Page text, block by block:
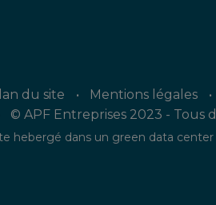
du site Mentions légales
© APF Entreprises 2023 - Tous
hebergé dans un green data center